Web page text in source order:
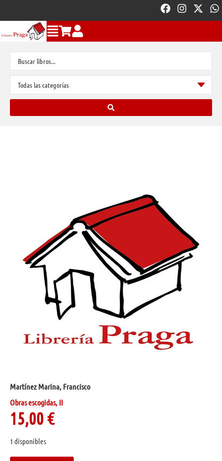
Martínez Marina, Francisco
Obras escogidas, II
15,00€
1 disponibles